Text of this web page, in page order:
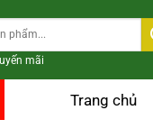
mãi
Trang chủ